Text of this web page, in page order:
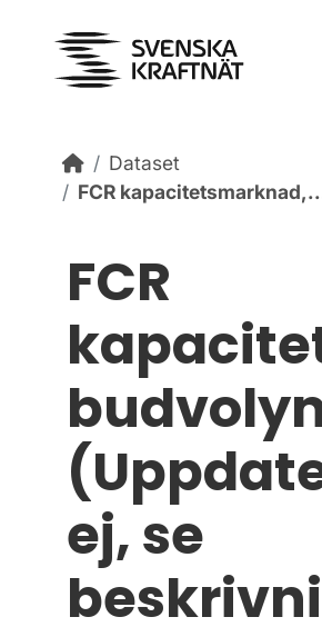
Dataset
FCR
FCR
ej, se